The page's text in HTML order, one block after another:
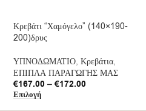
Κρεβάτι “Χαμόγελο” (140×190-
200)δρυς
ΥΠΝΟΔΩΜΑΤΙΟ, Κρεβάτια,
ΕΠΙΠΛΑ ΠΑΡΑΓΩΓΗΣ ΜΑΣ
€167.00 – €172.00
Επιλογή